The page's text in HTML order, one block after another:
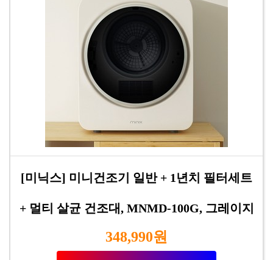
[미닉스] 미니건조기 일반 + 1년치 필터세트
+ 멀티 살균 건조대, MNMD-100G, 그레이지
348,990원